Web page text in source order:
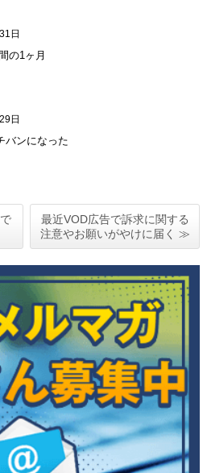
日
の1ヶ月
日
バンになった
最近VOD広告で訴求に関する
注意やお願いがやけに届く ≫